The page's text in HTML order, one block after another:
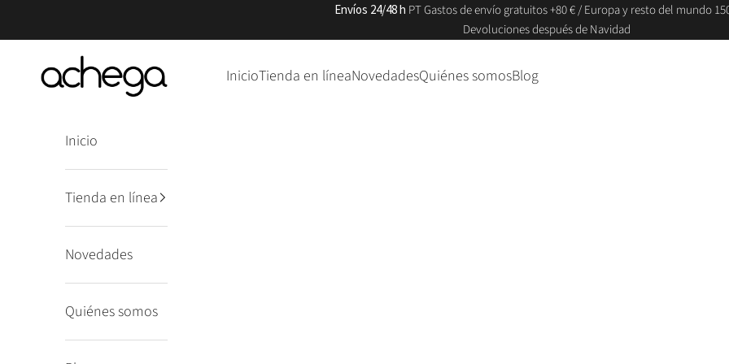
Envíos 24/48 h PT Gastos de envío gratuitos +80 € / Europa y resto del mundo
Devoluciones después de Navidad
Punto Achega InicioTienda en líneaNovedadesQuiénes somosBlog
Inicio
Tienda en línea
Novedades
Quiénes somos